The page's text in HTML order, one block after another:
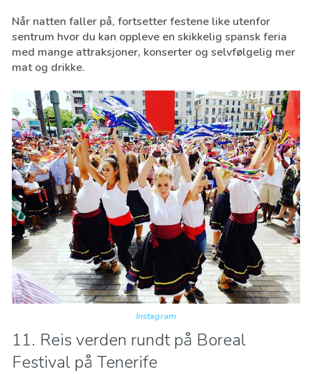
Når natten faller på, fortsetter festene like utenfor
sentrum hvor du kan oppleve en skikkelig spansk feria
med mange attraksjoner, konserter og selvfølgelig mer
mat og drikke.
Instagram
11. Reis verden rundt på Boreal
Festival på Tenerife